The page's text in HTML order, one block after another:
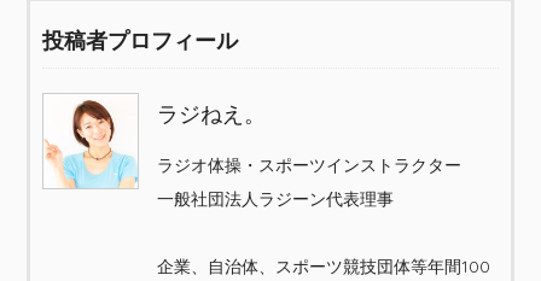
投稿者プロフィール
ラジねえ。
ラジオ体操・スポーツインストラクター
一般社団法人ラジーン代表理事
企業、自治体、スポーツ競技団体等年間100